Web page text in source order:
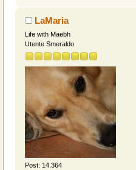
LaMaria
Life with Maebh
Utente Smeraldo
Post: 14.364